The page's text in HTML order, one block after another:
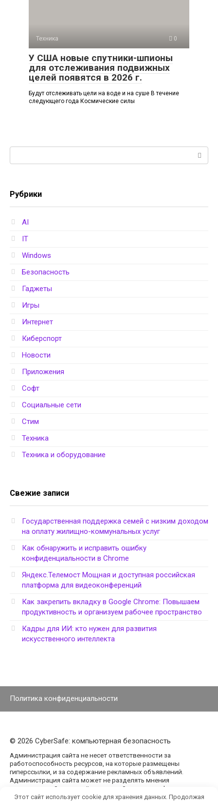
Техника 0
У США новые спутники-шпионы
для отслеживания подвижных
целей появятся в 2026 г.
Будут отслеживать цели на воде и на суше В течение
следующего года Космические силы
Рубрики
AI
IT
Windows
Безопасность
Гаджеты
Игры
Интернет
Киберспорт
Новости
Приложения
Софт
Социальные сети
Стим
Техника
Техника и оборудование
Свежие записи
Государственная поддержка семей с низким доходом
на оплату жилищно-коммунальных услуг
Как обнаружить и исправить ошибку
конфиденциальности в Chrome
Яндекс.Телемост Мощная и доступная российская
платформа для видеоконференций
Как закрепить вкладку в Google Chrome: Повышаем
продуктивность и организуем рабочее пространство
Кадры для ИИ: кто нужен для развития
искусственного интеллекта
Политика конфиденциальности
© 2026 CyberSafe: компьютерная безопасность
Администрация сайта не несет ответственности за
работоспособность ресурсов, на которые размещены
гиперссылки, и за содержание рекламных объявлений.
Администрация сайта может не разделять мнения
авторов статей, размещённых на сайте agencypark.ru.
Этот сайт использует cookie для хранения данных. Продолжая